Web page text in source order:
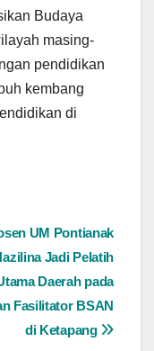
Budaya
masing-
pendidikan
kembang
di
UM Pontianak
Jadi Pelatih
Daerah pada
Fasilitator BSAN
di Ketapang